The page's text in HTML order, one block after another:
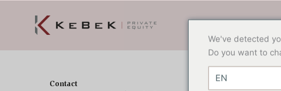
Contact
We've detected
Do you want to
EN